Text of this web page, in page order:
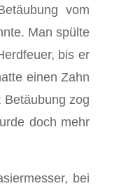
vom
Man spülte
bis er
einen Zahn
zog
doch mehr
bei